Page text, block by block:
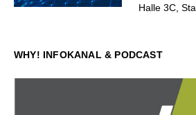
Halle 3C,
WHY! INFOKANAL & PODCAST